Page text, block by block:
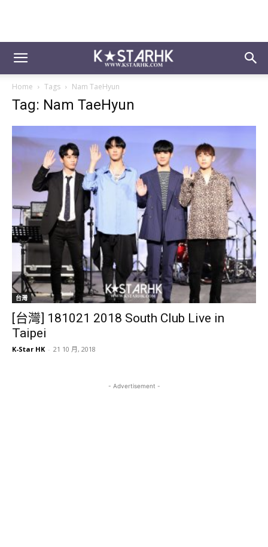
Home Tags Nam TaeHyun
Tag: Nam TaeHyun
台灣
[台灣] 181021 2018 South Club Live in
Taipei
K-Star HK - 21 10 月, 2018
- Advertisement -